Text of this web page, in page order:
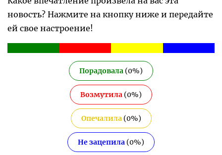
новость? Нажмите на кнопку ниже и передайте
ей свое настроение!
Порадовала (0%)
Возмутила (0%)
Опечалила(0%)
Не зацепила (0%)